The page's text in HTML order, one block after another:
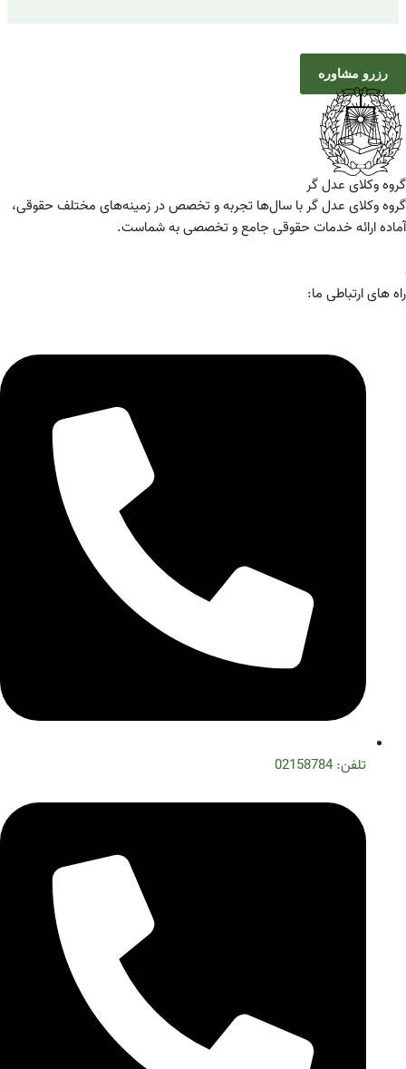
رزرو مشاوره
گروه وکلای عدل گر
گروه وکلای عدل گر با سال‌ها تجربه و تخصص در زمینه‌های مختلف حقوقی،
آماده ارائه خدمات حقوقی جامع و تخصصی به شماست.
راه های ارتباطی ما:
تلفن: 02158784